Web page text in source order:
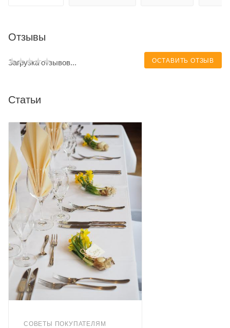
Отзывы
ОСТАВИТЬ ОТЗЫВ
Загрузка отзывов...
Статьи
СОВЕТЫ ПОКУПАТЕЛЯМ